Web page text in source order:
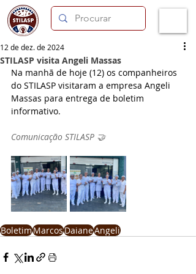
STILASP visita Angeli Massas
12 de dez. de 2024
Na manhã de hoje (12) os companheiros
do STILASP visitaram a empresa Angeli
Massas para entrega de boletim
informativo.
Comunicação STILASP 🤝
BoletimMarcosDaianeAngeli